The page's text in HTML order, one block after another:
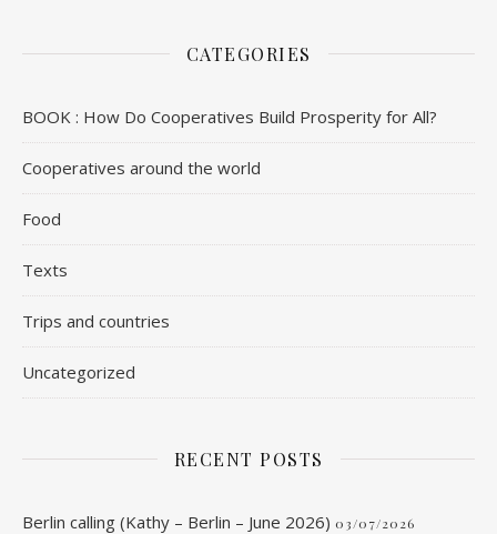
CATEGORIES
BOOK : How Do Cooperatives Build Prosperity for All?
Cooperatives around the world
Food
Texts
Trips and countries
Uncategorized
RECENT POSTS
Berlin calling (Kathy – Berlin – June 2026) 03/07/2026